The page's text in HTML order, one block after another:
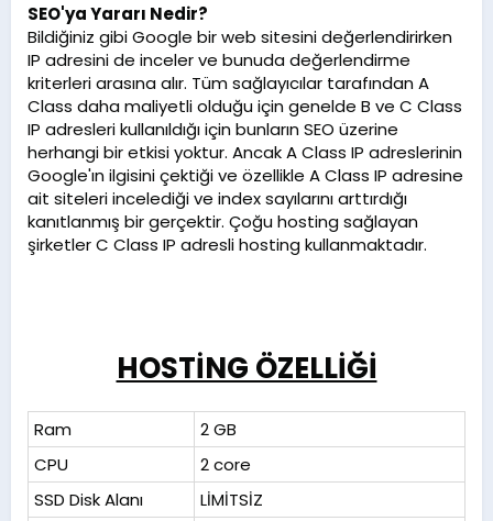
SEO'ya Yararı Nedir?
Bildiğiniz gibi Google bir web sitesini değerlendirirken
IP adresini de inceler ve bunuda değerlendirme
kriterleri arasına alır. Tüm sağlayıcılar tarafından A
Class daha maliyetli olduğu için genelde B ve C Class
IP adresleri kullanıldığı için bunların SEO üzerine
herhangi bir etkisi yoktur. Ancak A Class IP adreslerinin
Google'ın ilgisini çektiği ve özellikle A Class IP adresine
ait siteleri incelediği ve index sayılarını arttırdığı
kanıtlanmış bir gerçektir. Çoğu hosting sağlayan
şirketler C Class IP adresli hosting kullanmaktadır.
HOSTİNG ÖZELLİĞİ
Ram
2 GB
CPU
2 core
SSD Disk Alanı
LİMİTSİZ